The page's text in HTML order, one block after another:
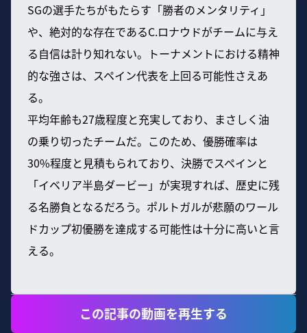
SGの選手たちがもたらす「勝者のメンタリティ」
や、絶対的な存在であるC.ロナウドがチームに与え
る自信は計り知れない。トーナメントにおける精神
的な強さは、スペイン代表を上回る可能性さえあ
る。
平均年齢も27歳程度と充実しており、まさしく油
の乗り切ったチームだ。このため、優勝確率は
30%程度と見積もられており、決勝でスペインと
「イベリア半島ダービー」が実現すれば、歴史に残
る名勝負となるだろう。ポルトガルが悲願のワール
ドカップ初優勝を達成する可能性は十分に高いと言
える。
この記事の動画を再生する